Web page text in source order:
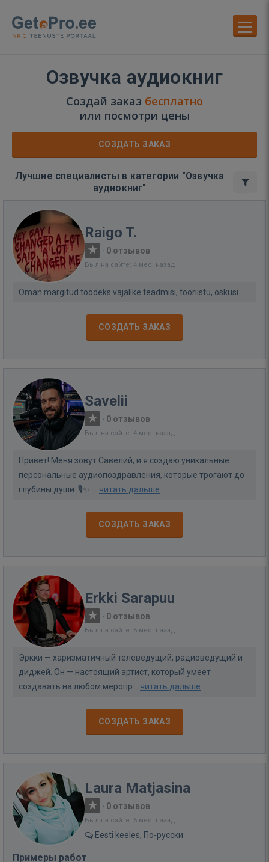
Озвучка аудиокниг
Создай заказ бесплатно
или посмотри цены
СОЗДАТЬ ЗАКАЗ
Лучшие специалисты в категории "Озвучка
аудиокниг"
Raigo T.
· 0 отзывов
Был на сайте: 4 мес. назад
Oman märgitud töödeks vajalike teadmisi, tööriistu, oskusi .
СОЗДАТЬ ЗАКАЗ
Savelii
· 0 отзывов
Был на сайте: 4 мес. назад
Привет! Меня зовут Савелий, и я создаю уникальные
персональные аудиопоздравления, которые трогают до
глубины души. 🎙️✨ ... читать дальше
СОЗДАТЬ ЗАКАЗ
Erkki Sarapuu
· 0 отзывов
Был на сайте: 5 мес. назад
Эркки — харизматичный телеведущий, радиоведущий и
диджей. Он — настоящий артист, который умеет
создавать на любом меропр... читать дальше
СОЗДАТЬ ЗАКАЗ
Laura Matjasina
· 0 отзывов
Был на сайте: 6 мес. назад
Eesti keeles, По-русски
Примеры работ